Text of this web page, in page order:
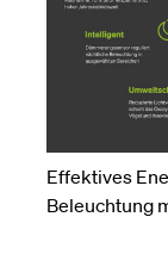
Effektives
Beleuchtung